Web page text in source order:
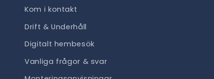
Kom i kontakt
Drift & Underhåll
Digitalt hembesök
Vanliga frågor & svar